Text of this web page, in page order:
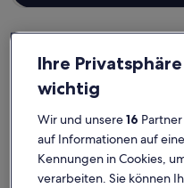
Santiago del Teide
Los Gigantes:
Weitere Infos zu Prime
Ihre
wichtig
Wir und unsere16
auf Informationen auf
Kennungen in Cookies,
verarbeiten. Sie können